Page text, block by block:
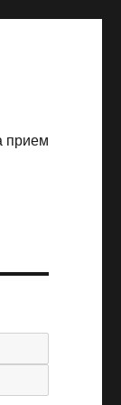
прием